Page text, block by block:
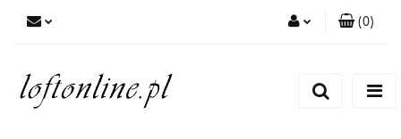
(0)